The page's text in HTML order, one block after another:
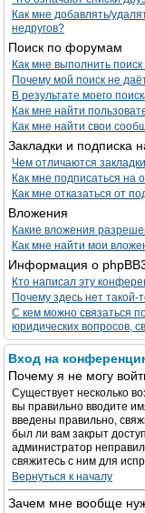
Как мне добавлять/
недругов?
Поиск по форумам
Как мне выполнить
Почему мой поиск не
В результате моего
Как мне найти
Как мне найти свои
Закладки и подписка
Чем отличаются
Как мне подписаться
Как мне отказаться от
Вложения
Какие вложения
Как мне найти мои
Информация о
Кто написал эту
Почему здесь нет такой-
С кем можно связаться
юридических вопросов,
Вход на
Почему я не могу
Существует несколько
вы правильно вводите
введены правильно,
был ли вам закрыт
администратор
свяжитесь с ним для
Вернуться к началу
Зачем мне вообще